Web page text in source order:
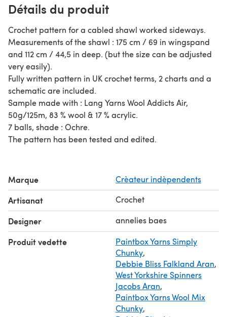
Détails du produit
Crochet pattern for a cabled shawl worked sideways.
Measurements of the shawl : 175 cm / 69 in wingspand
and 112 cm / 44,5 in deep. (but the size can be adjusted
very easily).
Fully written pattern in UK crochet terms, 2 charts and a
schematic are included.
Sample made with : Lang Yarns Wool Addicts Air,
50g/125m, 83 % wool & 17 % acrylic.
7 balls, shade : Ochre.
The pattern has been tested and edited.
Marque Crèateur indèpendents
Artisanat Crochet
Designer annelies baes
Produit vedette
Paintbox Yarns Simply
Chunky,
Debbie Bliss Falkland Aran,
West Yorkshire Spinners
Jacobs Aran,
Paintbox Yarns Wool Mix
Chunky,